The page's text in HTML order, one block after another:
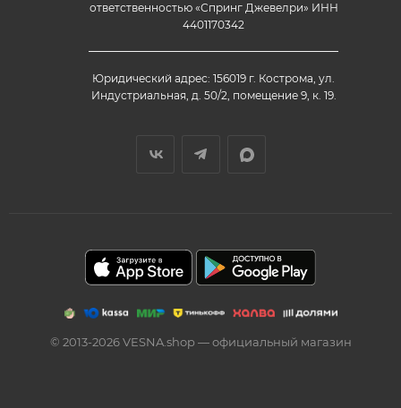
ответственностью «Спринг Джевелри» ИНН
4401170342
Юридический адрес: 156019 г. Кострома, ул.
Индустриальная, д. 50/2, помещение 9, к. 19.
© 2013-2026 VESNA.shop — официальный магазин